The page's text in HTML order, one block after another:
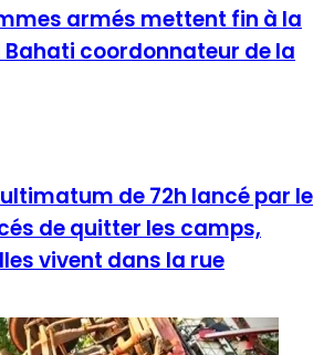
armés mettent fin à la
Bahati coordonnateur de la
de 72h lancé par le
de quitter les camps,
vivent dans la rue